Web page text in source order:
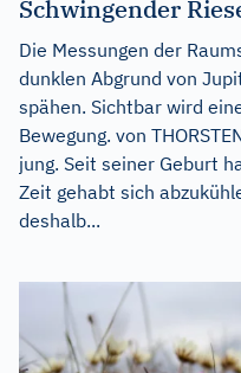
Schwingender
Die Messungen der
dunklen Abgrund von
spähen. Sichtbar wird
Bewegung. von
jung. Seit seiner Geburt
Zeit gehabt sich
deshalb...